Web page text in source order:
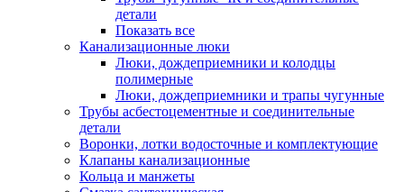
детали
Показать все
Канализационные люки
Люки, дождеприемники и колодцы
полимерные
Люки, дождеприемники и трапы чугунные
Трубы асбестоцементные и соединительные
детали
Воронки, лотки водосточные и комплектующие
Клапаны канализационные
Кольца и манжеты